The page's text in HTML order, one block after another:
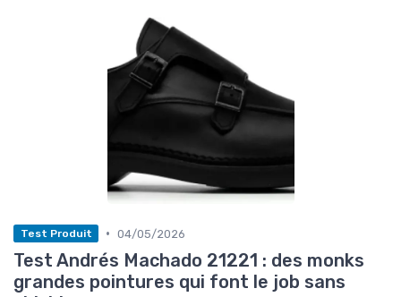
Test Produit • 04/05/2026
Test Andrés Machado 21221 : des monks
grandes pointures qui font le job sans